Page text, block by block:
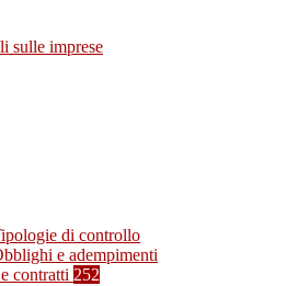
sulle imprese
di controllo
e adempimenti
contratti 252